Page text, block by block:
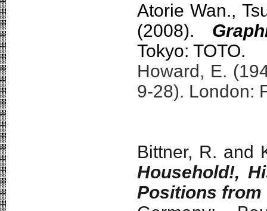
Atorie Wan.,
(2008).
Tokyo: TOTO.
Howard, E.
9-28). London:
Bittner, R. and
Household!,
Positions from